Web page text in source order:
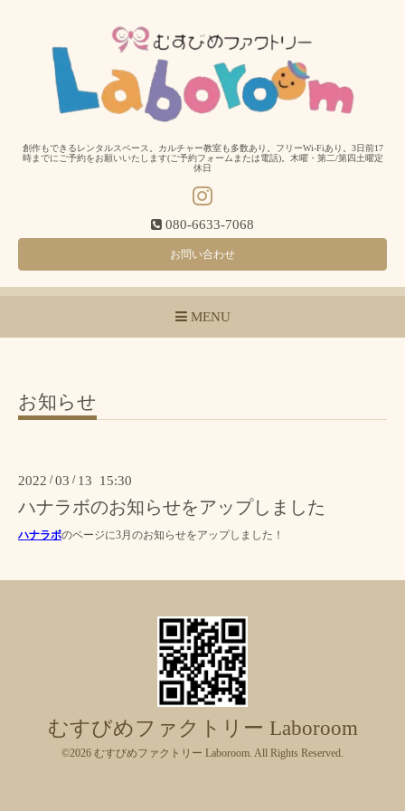
創作もできるレンタルスペース。カルチャー教室も多数あり。フリーWi-Fiあり。3日前17
時までにご予約をお願いいたします(ご予約フォームまたは電話)。木曜・第二/第四土曜定
休日
080-6633-7068
お問い合わせ
MENU
お知らせ
2022 /03 / 13 15:30
ハナラボのお知らせをアップしました
ハナラボのページに3月のお知らせをアップしました！
むすびめファクトリー Laboroom
©2026 むすびめファクトリー Laboroom . All Rights Reserved.